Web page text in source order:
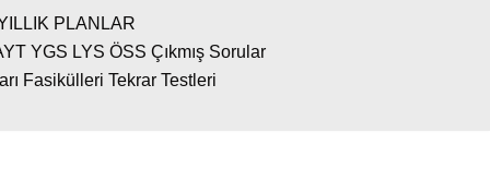
PLANLAR
YGS LYS ÖSS Çıkmış Sorular
Fasikülleri Tekrar Testleri